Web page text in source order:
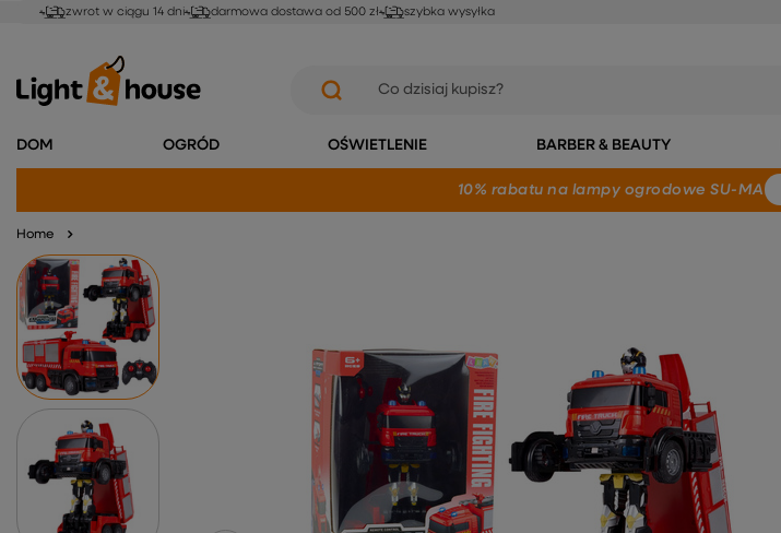
zwrot w ciągu 14 dni darmowa dostawa od 500 zł szybka wysyłka
DOM OGRÓD OŚWIETLENIE BARBER & BEAUTY
10% rabatu na lampy ogrodowe SU-MA
Home